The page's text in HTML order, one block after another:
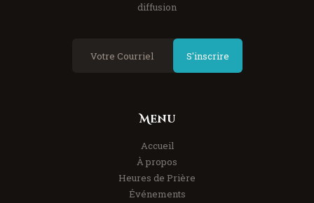
diffusion
S'inscrire
Menu
Accueil
À propos
Heures de Prière
Événements